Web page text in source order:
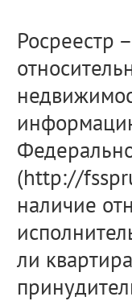
Росреестр
(http://
наличие
ли